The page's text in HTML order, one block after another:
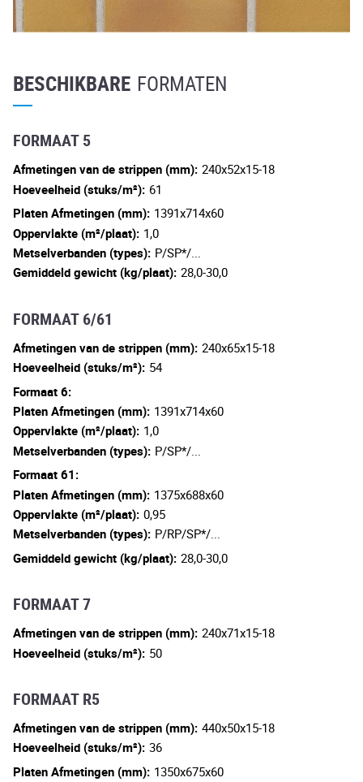
BESCHIKBARE FORMATEN
FORMAAT 5
Afmetingen van de strippen (mm): 240x52x15-18
Hoeveelheid (stuks/m²): 61
Platen Afmetingen (mm): 1391x714x60
Oppervlakte (m²/plaat): 1,0
Metselverbanden (types): P/SP*/...
Gemiddeld gewicht (kg/plaat): 28,0-30,0
FORMAAT 6/61
Afmetingen van de strippen (mm): 240x65x15-18
Hoeveelheid (stuks/m²): 54
Formaat 6:
Platen Afmetingen (mm): 1391x714x60
Oppervlakte (m²/plaat): 1,0
Metselverbanden (types): P/SP*/...
Formaat 61:
Platen Afmetingen (mm): 1375x688x60
Oppervlakte (m²/plaat): 0,95
Metselverbanden (types): P/RP/SP*/...
Gemiddeld gewicht (kg/plaat): 28,0-30,0
FORMAAT 7
Afmetingen van de strippen (mm): 240x71x15-18
Hoeveelheid (stuks/m²): 50
FORMAAT R5
Afmetingen van de strippen (mm): 440x50x15-18
Hoeveelheid (stuks/m²): 36
Platen Afmetingen (mm): 1350x675x60